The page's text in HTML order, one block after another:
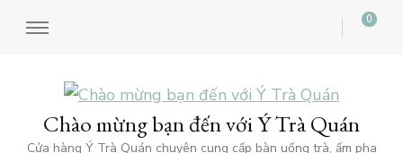
0
Chào mừng bạn đến với Ý Trà Quán
Cửa hàng Ý Trà Quán chuyên cung cấp bàn uống trà, ấm pha